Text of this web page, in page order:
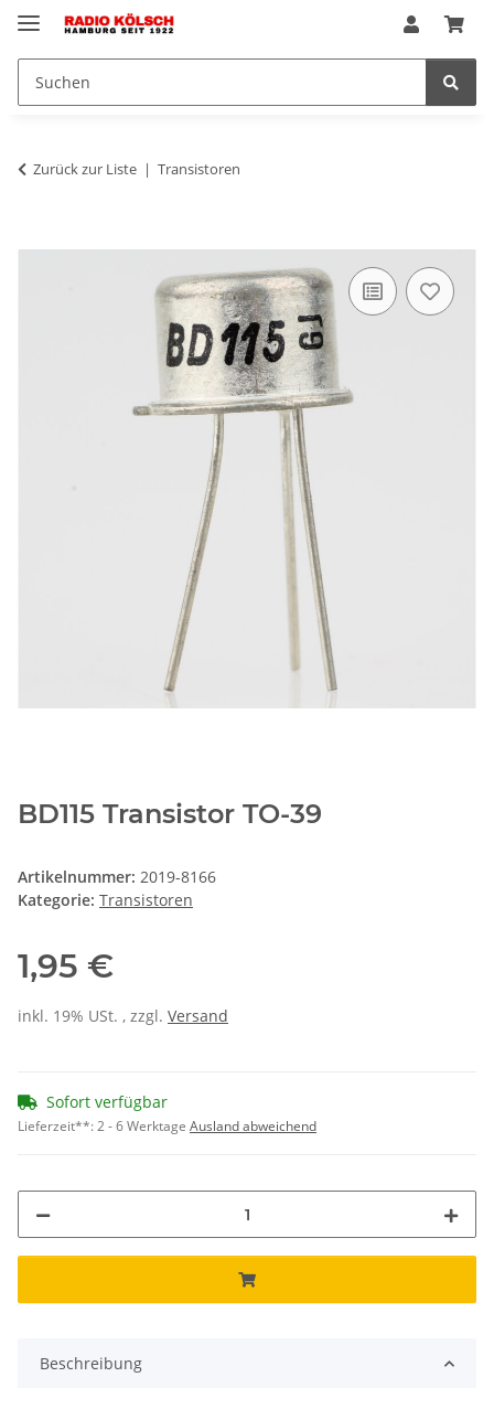
Zurück zur Liste Transistoren
BD115 Transistor TO-39
Artikelnummer: 2019-8166
Kategorie: Transistoren
1,95 €
inkl. 19% USt. , zzgl. Versand
Sofort verfügbar
Lieferzeit**:2 - 6 Werktage Ausland abweichend
Beschreibung